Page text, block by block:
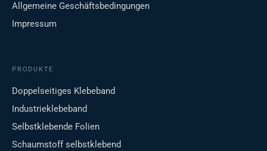
Allgemeine Geschäftsbedingungen
Impressum
PRODUKTE
Doppelseitiges Klebeband
Industrieklebeband
Selbstklebende Folien
Schaumstoff selbstklebend